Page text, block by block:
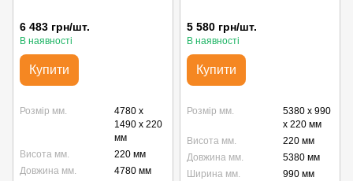
6 483 грн/шт.
В наявності
Купити
Розмір мм.
4780 x
1490 x 220
мм
Висота мм.
220 мм
Довжина мм.
4780 мм
5 580 грн/шт.
В наявності
Купити
Розмір мм.
5380 x 990
x 220 мм
Висота мм.
220 мм
Довжина мм.
5380 мм
Ширина мм.
990 мм